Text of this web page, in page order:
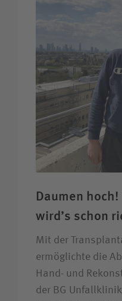
Daumen
wird’s schon
Mit der
ermöglichte die
Hand- und
der BG